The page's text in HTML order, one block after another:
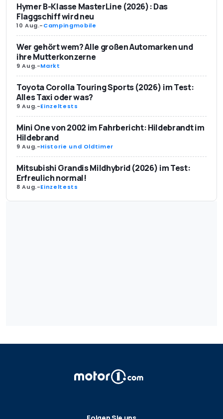
Hymer B-Klasse MasterLine (2026): Das
Flaggschiff wird neu
10 Aug.-Campingmobile
Wer gehört wem? Alle großen Automarken und
ihre Mutterkonzerne
9 Aug.-Markt
Toyota Corolla Touring Sports (2026) im Test:
Alles Taxi oder was?
9 Aug.-Einzeltests
Mini One von 2002 im Fahrbericht: Hildebrandt im
Hildebrand
9 Aug.-Historie und Oldtimer
Mitsubishi Grandis Mildhybrid (2026) im Test:
Erfreulich normal!
8 Aug.-Einzeltests